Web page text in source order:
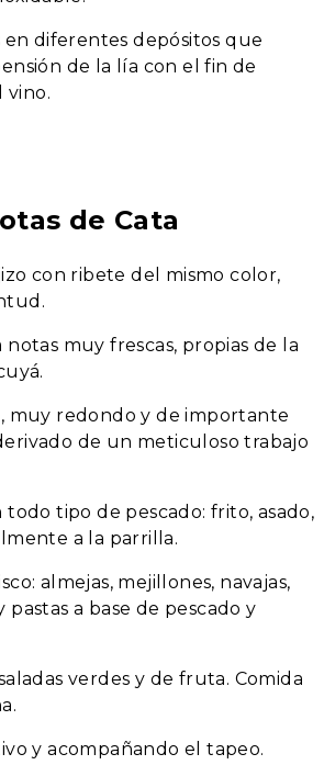
en diferentes depósitos que
de la lía con el fin de
vino.
de Cata
con ribete del mismo color,
muy frescas, propias de la
muy redondo y de importante
de un meticuloso trabajo
todo tipo de pescado: frito, asado,
a la parrilla.
almejas, mejillones, navajas,
pastas a base de pescado y
verdes y de fruta. Comida
y acompañando el tapeo.